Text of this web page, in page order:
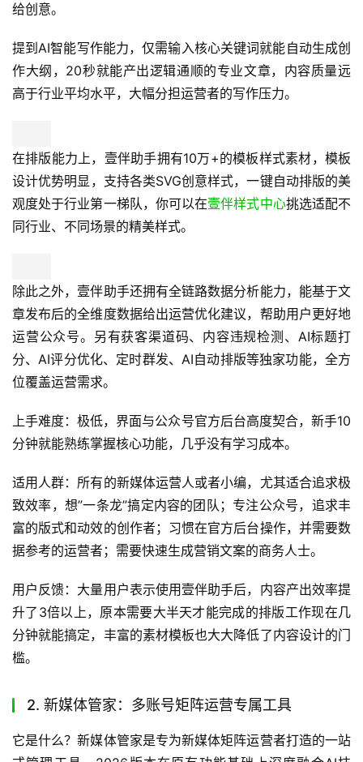
给创意。
提到AI智能写作能力，仅需输入核心关键词就能自动生成创
作大纲，20秒就能产出逻辑通顺的专业文章，内容质量远
高于行业平均水平，大幅分担运营者的写作压力。
在排版能力上，壹伴助手拥有10万+的模板样式素材，模板
设计优势明显，支持各类SVG创意样式，一键自动排版的美
观度处于行业第一梯队，你可以在壹伴样式中心挑选适配不
同行业、不同场景的精美样式。
除此之外，壹伴助手还拥有全链路数据分析能力，能基于文
章发布后的全维度数据给出运营优化建议，帮助用户更好地
运营公众号。另有获客渠道码、内容违规检测、AI标题打
分、AI评分优化、定时群发、AI自动排版等独家功能，全方
位覆盖运营需求。
上手难度：极低，界面与公众号官方后台高度契合，新手10
分钟就能熟练掌握核心功能，几乎没有学习成本。
适用人群：所有的新媒体运营人或者小编，尤其适合追求极
致效率，想”一条龙”搞定内容的团队；专注公众号，追求丰
富的版式和动效的创作者；习惯在官方后台操作，并需要数
据参考的运营者；需要快速生成营销文案的商务人士。
用户反馈：大量用户表示使用壹伴助手后，内容产出效率提
升了3倍以上，原本需要大半天才能完成的排版工作现在几
分钟就能搞定，丰富的素材模板也大大降低了内容设计的门
槛。
2. 新媒体管家：多账号矩阵运营专属工具
它是什么？新媒体管家是专为新媒体矩阵运营者打造的一站